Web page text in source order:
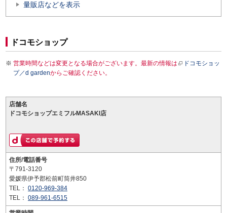
量販店などを表示
ドコモショップ
営業時間などは変更となる場合がございます。最新の情報は
ドコモショッ
プ／d gardenからご確認ください。
店舗名
ドコモショップエミフルMASAKI店
住所/電話番号
〒791-3120
愛媛県伊予郡松前町筒井850
TEL： 0120-969-384
TEL： 089-961-6515